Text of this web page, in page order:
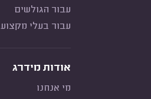
עבור הגולשים
עבור בעלי מקצוע
אודות מידרג
מי אנחנו